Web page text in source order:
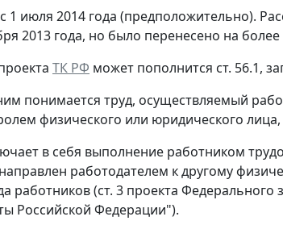
с 1 июля 2014 года (предположительно).
2013 года, но было перенесено на
ТК РФ может пополнится ст. 56.1,
понимается труд, осуществляемый
физического или юридического
в себя выполнение работником
работодателем к другому
работников (ст. 3 проекта
Российской Федерации").